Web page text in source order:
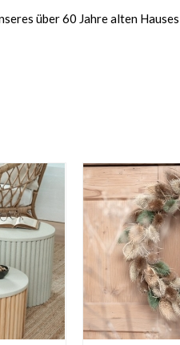
über 60 Jahre alten Hauses